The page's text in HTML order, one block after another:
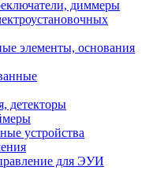
диммеры
элементы, основания
детекторы
устройства
для ЭУИ